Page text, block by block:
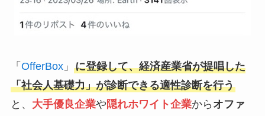
「 OfferBox」 に登録して、経済産業省が提唱した
「社会人基礎力」が診断できる適性診断を行う
と、 大手優良企業や隠れホワイト企業から オファ